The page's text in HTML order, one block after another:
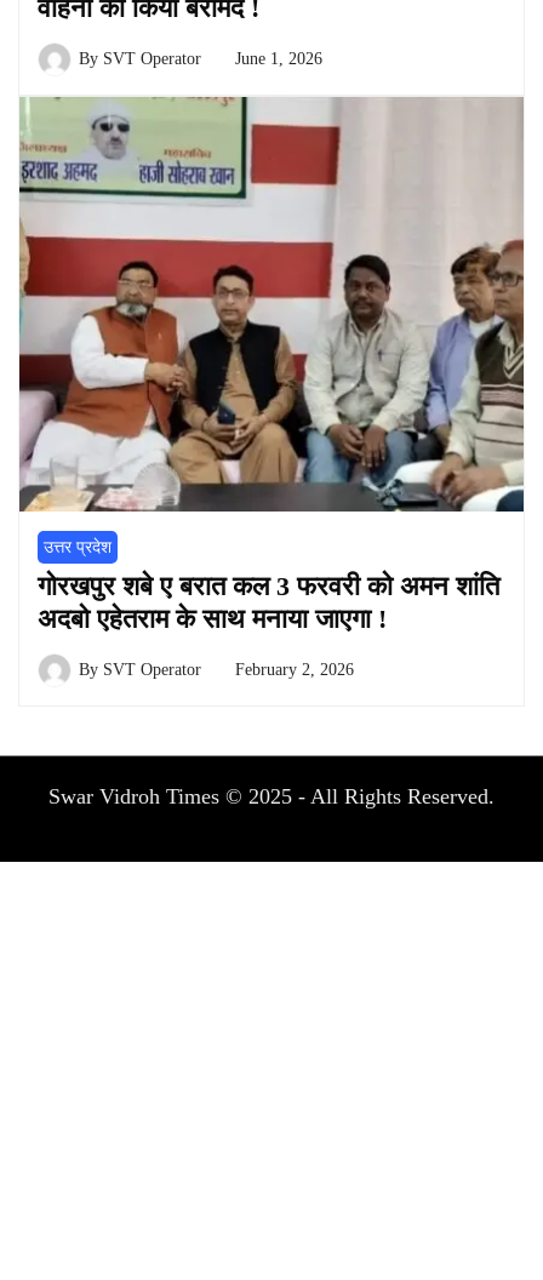
वाहनों को किया बरामद !
By SVT Operator June 1, 2026
उत्तर प्रदेश
गोरखपुर शबे ए बरात कल 3 फरवरी को अमन शांति
अदबो एहेतराम के साथ मनाया जाएगा !
By SVT Operator February 2, 2026
Swar Vidroh Times © 2025 - All Rights Reserved.